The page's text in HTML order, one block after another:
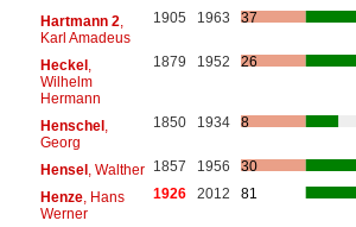
Hartmann 2
Karl Amadeus
1905 1963 37
Heckel,
Wilhelm
Hermann
1879 1952 26
Henschel,
Georg
1850 1934 8
Hensel, Walther 1857 1956
30
Henze, Hans
Werner
1926 2012 81